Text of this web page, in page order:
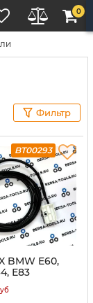
0
Фильтр
BT00293
BMW E60,
Е83